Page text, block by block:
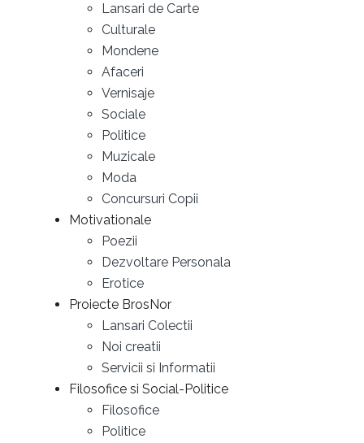
Lansari de Carte
Culturale
Mondene
Afaceri
Vernisaje
Sociale
Politice
Muzicale
Moda
Concursuri Copii
Motivationale
Poezii
Dezvoltare Personala
Erotice
Proiecte BrosNor
Lansari Colectii
Noi creatii
Servicii si Informatii
Filosofice si Social-Politice
Filosofice
Politice